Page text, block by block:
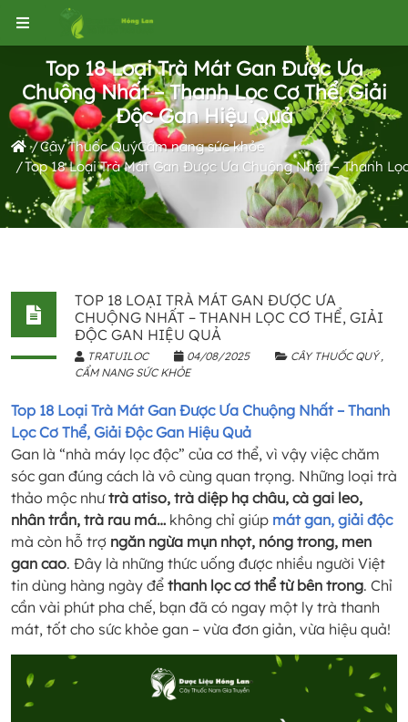
Top 18 Loại Trà Mát Gan Được Ưa
Chuộng Nhất – Thanh Lọc Cơ Thể, Giải
Độc Gan Hiệu Quả
Cây Thuốc QuýCẩm nang sức khỏe
Top 18 Loại Trà Mát Gan Được Ưa Chuộng Nhất – Thanh
TOP 18 LOẠI TRÀ MÁT GAN ĐƯỢC ƯA
CHUỘNG NHẤT – THANH LỌC CƠ THỂ, GIẢI
ĐỘC GAN HIỆU QUẢ
TRATUILOC 04/08/2025
CÂY THUỐC QUÝ
CẨM NANG SỨC KHỎE
Top 18 Loại Trà Mát Gan Được Ưa Chuộng Nhất – Thanh
Lọc Cơ Thể, Giải Độc Gan Hiệu Quả
Gan là “nhà máy lọc độc” của cơ thể, vì vậy việc chăm
sóc gan đúng cách là vô cùng quan trọng. Những loại trà
thảo mộc nhưtrà atiso, trà diệp hạ châu, cà gai leo,
nhân trần, trà rau má… không chỉ giúp mát gan, giải độc
mà còn hỗ trợ ngăn ngừa mụn nhọt, nóng trong, men
gan cao. Đây là những thức uống được nhiều người Việt
tin dùng hàng ngày để thanh lọc cơ thể từ bên trong. Chỉ
cần vài phút pha chế, bạn đã có ngay một ly trà thanh
mát, tốt cho sức khỏe gan – vừa đơn giản, vừa hiệu quả!